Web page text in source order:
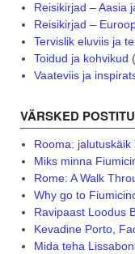
Reisikirjad – Aasia
Reisikirjad –
Tervislik eluviis ja
Toidud ja kohvikud
Vaateviis ja
VÄRSKED
Rooma:
Miks minna
Rome: A Walk
Why go to
Ravipaast Loodus
Kevadine Porto,
Mida teha